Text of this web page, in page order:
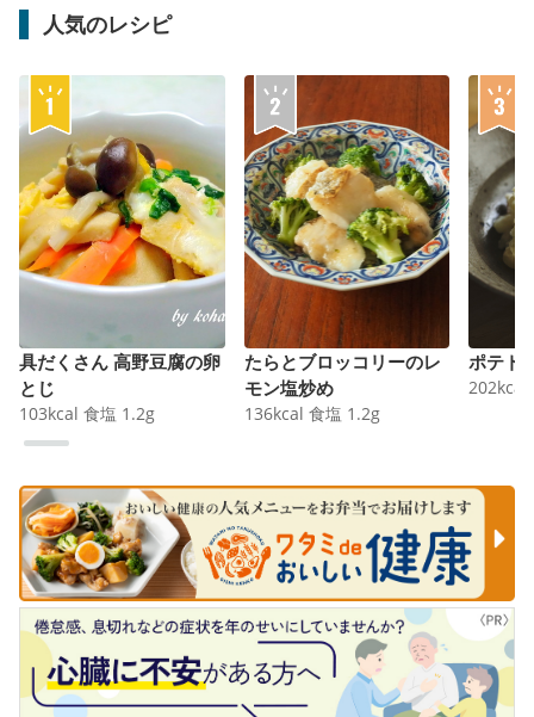
人気のレシピ
具だくさん 高野豆腐の卵
とじ
103kcal 食塩 1.2g
たらとブロッコリーのレ
モン塩炒め
136kcal 食塩 1.2g
ポテト
202kcal